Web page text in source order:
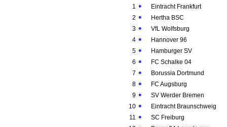
1
Eintracht Frankfurt
2
Hertha BSC
3
VfL Wolfsburg
4
Hannover 96
5
Hamburger SV
6
FC Schalke 04
7
Borussia Dortmund
8
FC Augsburg
9
SV Werder Bremen
10
Eintracht Braunschweig
11
SC Freiburg